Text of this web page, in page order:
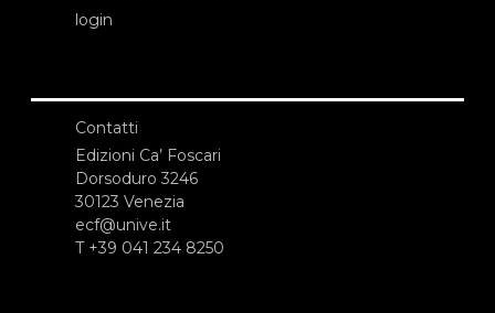
login
Contatti
Edizioni Ca’ Foscari
Dorsoduro 3246
30123 Venezia
ecf@unive.it
T +39 041 234 8250